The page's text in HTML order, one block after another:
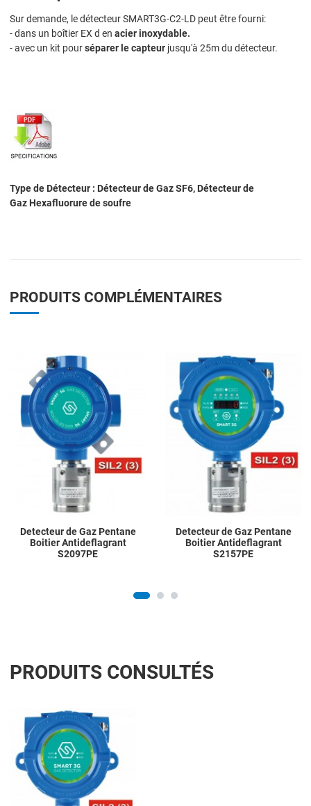
Sur demande, le détecteur SMART3G-C2-LD peut être fourni:
- dans un boîtier EX d en acier inoxydable.
- avec un kit pourséparer le capteur jusqu'à 25m du détecteur.
Type de Détecteur : Détecteur de Gaz SF6, Détecteur de
Gaz Hexafluorure de soufre
PRODUITS COMPLÉMENTAIRES
Add to Wishlist
Add to Compare
Quick View
Detecteur de Gaz Pentane
Boitier Antideflagrant
S2097PE
Detecteur de Gaz Pentane
Boitier Antideflagrant
S2157PE
PRODUITS CONSULTÉS